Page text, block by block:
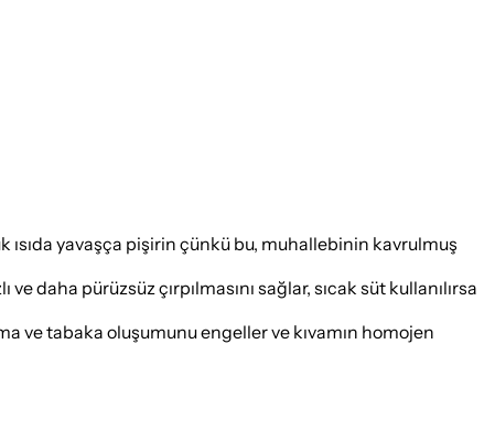
ısıda yavaşça pişirin çünkü bu, muhallebinin kavrulmuş
daha pürüzsüz çırpılmasını sağlar, sıcak süt kullanılırsa
ve tabaka oluşumunu engeller ve kıvamın homojen